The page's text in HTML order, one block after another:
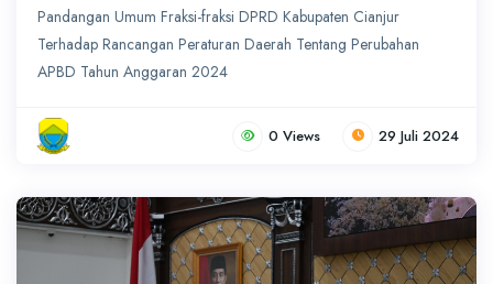
Pandangan Umum Fraksi-fraksi DPRD Kabupaten Cianjur
Terhadap Rancangan Peraturan Daerah Tentang Perubahan
APBD Tahun Anggaran 2024
0 Views 29 Juli 2024